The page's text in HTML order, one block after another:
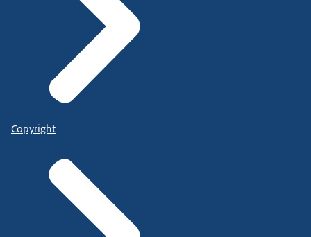
Copyright